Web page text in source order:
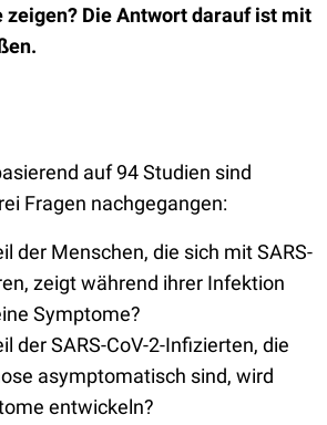
zeigen? Die Antwort darauf ist mit
auf 94 Studien sind
Fragen nachgegangen:
der Menschen, die sich mit SARS-
zeigt während ihrer Infektion
Symptome?
der SARS-CoV-2-Infizierten, die
asymptomatisch sind, wird
entwickeln?